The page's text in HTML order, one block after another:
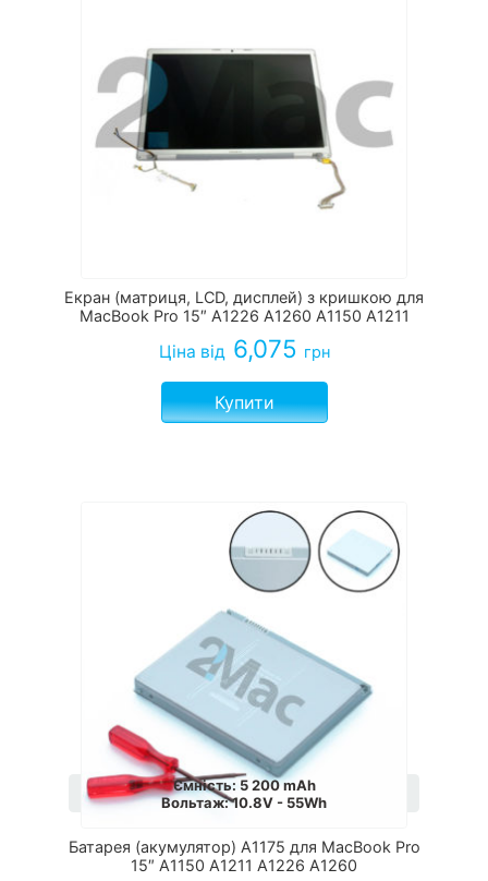
Екран (матриця, LCD, дисплей) з кришкою для
MacBook Pro 15″ A1226 A1260 A1150 A1211
Ціна від 6,075 грн
Купити
Батарея (акумулятор) A1175 для MacBook Pro
15″ A1150 A1211 A1226 A1260
Ємність: 5 200 mAh
Вольтаж:10.8V - 55Wh